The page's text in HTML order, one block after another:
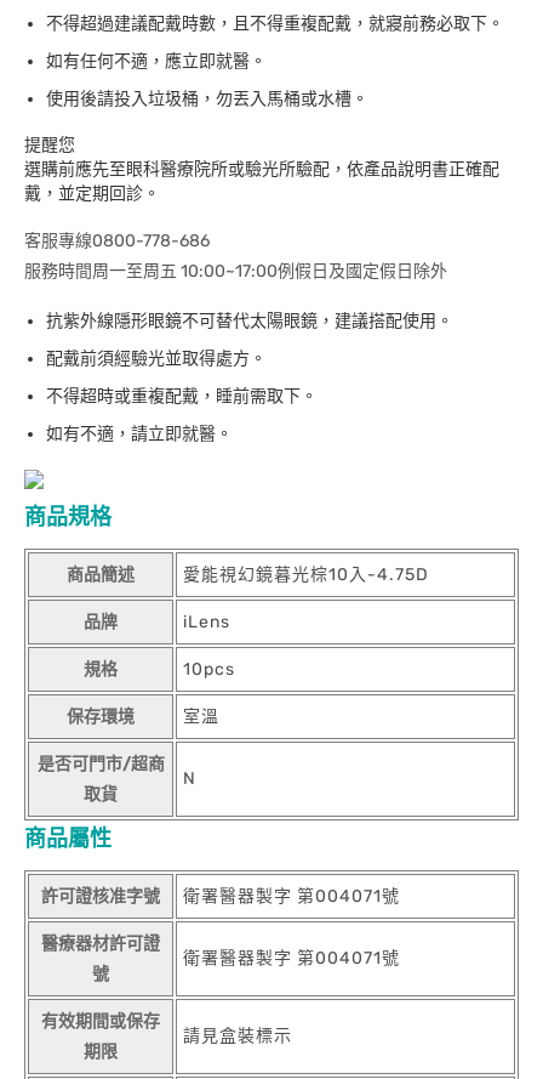
不得超過建議配戴時數，且不得重複配戴，就寢前務必取下。
如有任何不適，應立即就醫。
使用後請投入垃圾桶，勿丟入馬桶或水槽。
提醒您
選購前應先至眼科醫療院所或驗光所驗配，依產品說明書正確配
戴，並定期回診。
客服專線0800-778-686
服務時間周一至周五 10:00~17:00例假日及國定假日除外
抗紫外線隱形眼鏡不可替代太陽眼鏡，建議搭配使用。
配戴前須經驗光並取得處方。
不得超時或重複配戴，睡前需取下。
如有不適，請立即就醫。
商品規格
商品簡述 愛能視幻鏡暮光棕10入-4.75D
品牌 iLens
規格 10pcs
保存環境 室溫
是否可門市/超商
取貨
N
商品屬性
許可證核准字號 衛署醫器製字 第004071號
醫療器材許可證
號
衛署醫器製字 第004071號
有效期間或保存
期限
請見盒裝標示